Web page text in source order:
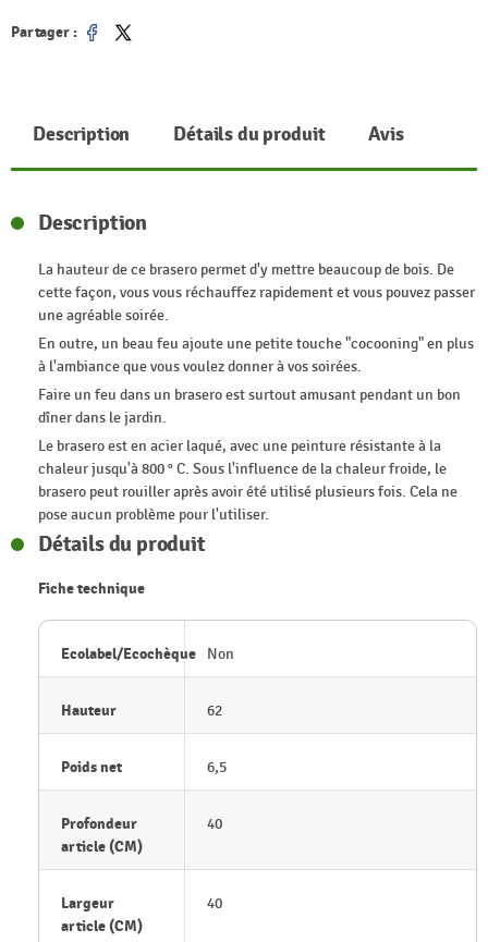
Partager :
Partager
Tweet
Description Détails du produit Avis
Description
La hauteur de ce brasero permet d'y mettre beaucoup de bois. De
cette façon, vous vous réchauffez rapidement et vous pouvez passer
une agréable soirée.
En outre, un beau feu ajoute une petite touche "cocooning" en plus
à l'ambiance que vous voulez donner à vos soirées.
Faire un feu dans un brasero est surtout amusant pendant un bon
dîner dans le jardin.
Le brasero est en acier laqué, avec une peinture résistante à la
chaleur jusqu'à 800 ° C. Sous l'influence de la chaleur froide, le
brasero peut rouiller après avoir été utilisé plusieurs fois. Cela ne
pose aucun problème pour l'utiliser.
Détails du produit
Fiche technique
Ecolabel/Ecochèque Non
Hauteur 62
Poids net 6,5
Profondeur
article (CM)
40
Largeur
article (CM)
40